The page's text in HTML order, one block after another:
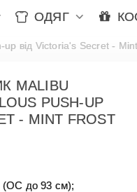
ОДЯГ
від Victoria's Secret -
MALIBU
PUSH-UP
- MINT FROST
(ОС до 93 см);